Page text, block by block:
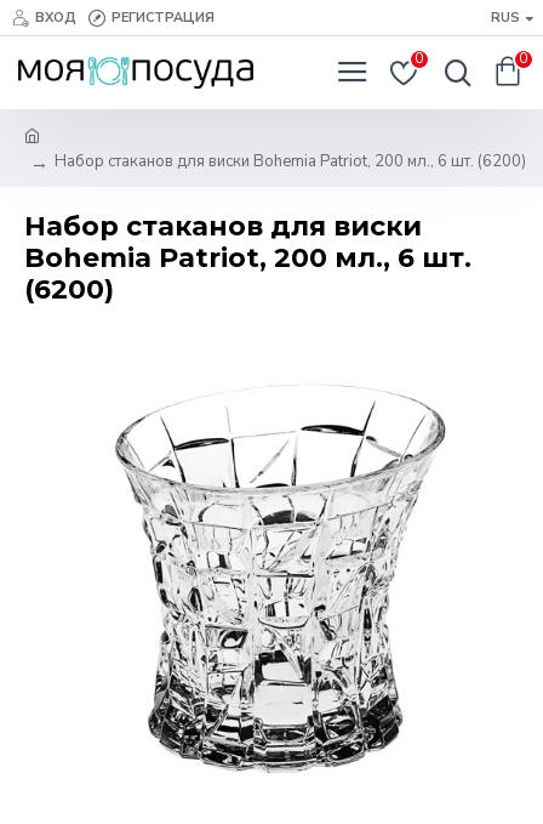
ВХОД РЕГИСТРАЦИЯ RUS
0 0
Набор стаканов для виски Bohemia Patriot, 200 мл., 6 шт. (6200)
Набор стаканов для виски
Bohemia Patriot, 200 мл., 6 шт.
(6200)